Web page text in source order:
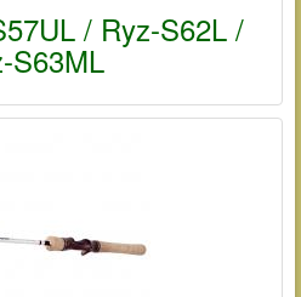
/ Ryz-S62L /
S63ML